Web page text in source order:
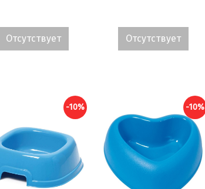
Отсутствует Отсутствует
-10% -10%